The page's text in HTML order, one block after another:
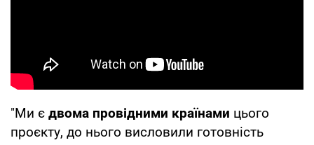
"Ми є двома провідними країнами цього
проєкту, до нього висловили готовність